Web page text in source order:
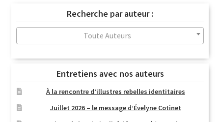
Recherche par auteur :
Toute Auteurs
Entretiens avec nos auteurs
À la rencontre d’illustres rebelles identitaires
Juillet 2026 – le message d’Évelyne Cotinet